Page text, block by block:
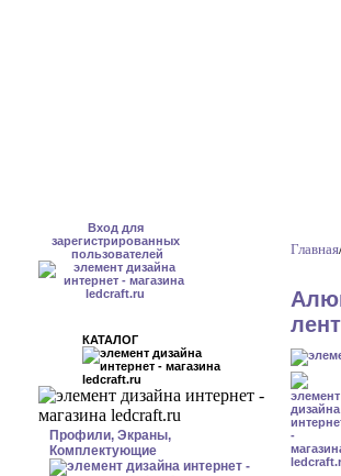
Вход для
зарегистрированных
пользователей
КАТАЛОГ
Профили, Экраны,
Комплектующие
Главная